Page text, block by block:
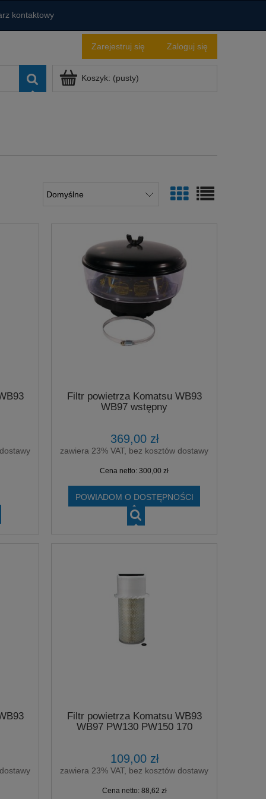
kontaktowy
Zarejestruj się Zaloguj się
Koszyk: (pusty)
Filtr powietrza Komatsu WB93
WB97 wstępny
369,00 zł
zawiera 23% VAT, bez kosztów dostawy
Cena netto: 300,00 zł
POWIADOM O DOSTĘPNOŚCI
Filtr powietrza Komatsu WB93
WB97 PW130 PW150 170
109,00 zł
zawiera 23% VAT, bez kosztów dostawy
Cena netto: 88,62 zł